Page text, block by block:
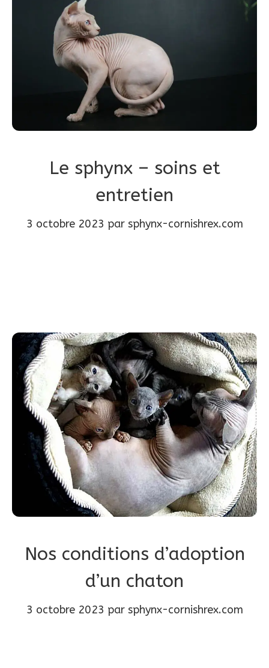
Le sphynx – soins et
entretien
3 octobre 2023 par sphynx-cornishrex.com
Nos conditions d’adoption
d’un chaton
3 octobre 2023 par sphynx-cornishrex.com